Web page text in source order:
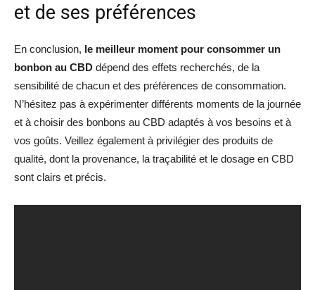
et de ses préférences
En conclusion, le meilleur moment pour consommer un
bonbon au CBD dépend des effets recherchés, de la
sensibilité de chacun et des préférences de consommation.
N’hésitez pas à expérimenter différents moments de la journée
et à choisir des bonbons au CBD adaptés à vos besoins et à
vos goûts. Veillez également à privilégier des produits de
qualité, dont la provenance, la traçabilité et le dosage en CBD
sont clairs et précis.